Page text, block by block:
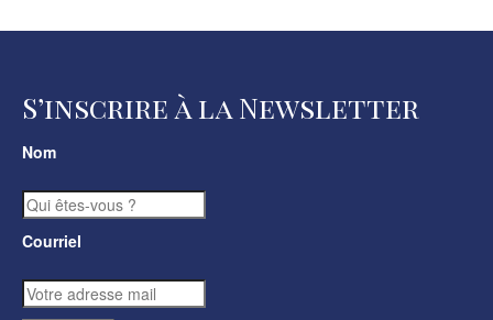
S’inscrire à la Newsletter
Nom
Courriel